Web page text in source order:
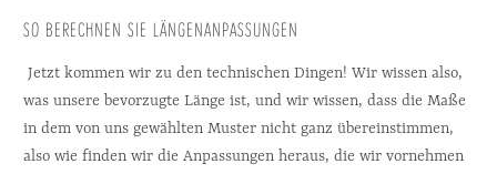
SO BERECHNEN SIE LÄNGENANPASSUNGEN
Jetzt kommen wir zu den technischen Dingen! Wir wissen also,
was unsere bevorzugte Länge ist, und wir wissen, dass die Maße
in dem von uns gewählten Muster nicht ganz übereinstimmen,
also wie finden wir die Anpassungen heraus, die wir vornehmen